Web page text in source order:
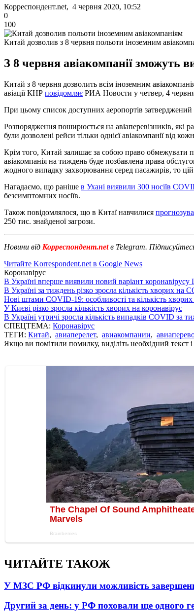
Корреспондент.net, 4 червня 2020, 10:52
0
100
Китай дозволив з 8 червня польоти іноземним
З 8 червня авіакомпанії зможуть
Китай з 8 червня дозволить всім іноземним
авіації КНР повідомляє РИА Новости у четвер, 4
При цьому список доступних аеропортів
Розпорядження поширюється на авіаперевізників,
були дозволені рейси тільки однієї авіакомпанії від
Крім того, Китай залишає за собою право обмежувати
авіакомпанія на тиждень буде позбавлена ​​права
жодного випадку захворювання серед пасажирів, то цій
Нагадаємо, що раніше в Ухані виявили 300 носіїв
безсимптомних носіїв.
Також повідомлялося, що в Китаї навчилися
250 тис. знайденої загрози.
Новини від Корреспондент.netв Telegram.
Читайте Korrespondent.net в Google News
Коронавірус
В Україні вперше виявили новий варіант коронавірусу
В Україні за тиждень різко зросла кількість хворих на
Нові штами COVID-19: особливості та кількість хворих
У Києві різко зросла кількість хворих на коронавірус
В Україні утричі зросла кількість випадків COVID за
СПЕЦТЕМА: Коронавірус
ТЕГИ: Китай, авиаперелет, авиакомпании,
Якщо ви помітили помилку, виділіть необхідний
ЧИТАЙТЕ ТАКОЖ
У МЗС РФ відкинули можливість
Другий за день: у РФ поховали ще одного